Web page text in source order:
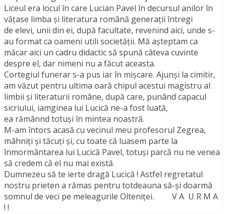
Liceul era locul în care Lucian Pavel în decursul anilor în
văţase limba şi literatura română generaţii întregi
de elevi, unii din ei, după facultate, revenind aici, unde s-
au format ca oameni utili societăţii. Mă aşteptam ca
măcar aici un cadru didactic să spună câteva cuvinte
despre el, dar nimeni nu a făcut aceasta.
Cortegiul funerar s-a pus iar în mişcare. Ajunşi la cimitir,
am văzut pentru ultima oară chipul acestui magistru al
limbii şi literaturii române, după care, punând capacul
sicriului, iamginea lui Lucică ne-a fost luată,
ea rămânnd totuşi în mintea noastră.
M-am întors acasă cu vecinul meu profesorul Zegrea,
mâhniţi şi tăcuţi şi, cu toate că luasem parte la
înmormântarea lui Lucică Pavel, totuşi parcă nu ne venea
să credem că el nu mai există.
Dumnezeu să te ierte dragă Lucică ! Astfel regretatul
nostru prieten a rămas pentru totdeauna să-și doarmă
somnul de veci pe meleagurile Olteniței. V A U R M A
! !